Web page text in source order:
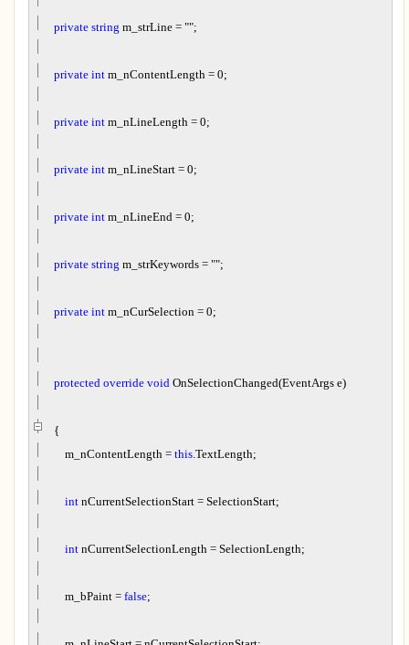
private string m_strLine = "";
private int m_nContentLength = 0;
private int m_nLineLength = 0;
private int m_nLineStart = 0;
private int m_nLineEnd = 0;
private string m_strKeywords = "";
private int m_nCurSelection = 0;
protected override void OnSelectionChanged(EventArgs e)
{
m_nContentLength = this.TextLength;
int nCurrentSelectionStart = SelectionStart;
int nCurrentSelectionLength = SelectionLength;
m_bPaint = false;